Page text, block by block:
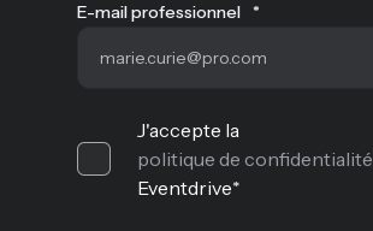
E-mail professionnel *
J'accepte la
politique de confidentialité
Eventdrive*